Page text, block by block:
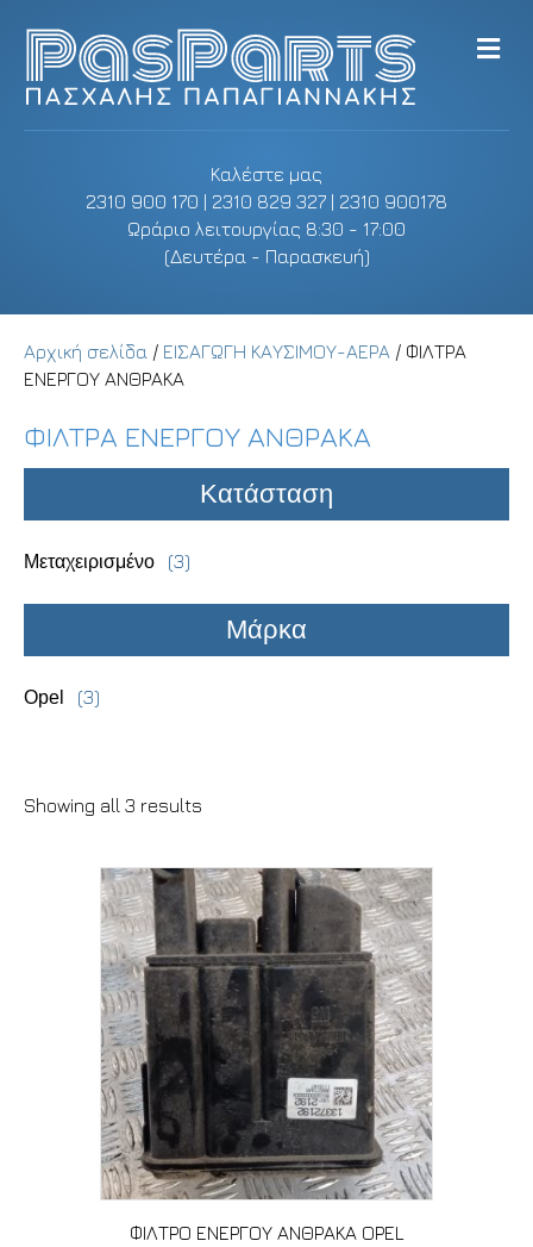
Καλέστε μας
2310 900 170 | 2310 829 327 | 2310 900178
Ωράριο λειτουργίας 8:30 - 17:00
(Δευτέρα - Παρασκευή)
M
e
Αρχική σελίδα / ΕΙΣΑΓΩΓΗ ΚΑΥΣΙΜΟΥ-ΑΕΡΑ / ΦΙΛΤΡΑ
ΕΝΕΡΓΟΥ ΑΝΘΡΑΚΑ
ΦΙΛΤΡΑ ΕΝΕΡΓΟΥ ΑΝΘΡΑΚΑ
Κατάσταση
Μεταχειρισμένο (3)
Μάρκα
Opel (3)
Showing all 3 results
ΦΙΛΤΡΟ ΕΝΕΡΓΟΥ ΑΝΘΡΑΚΑ OPEL